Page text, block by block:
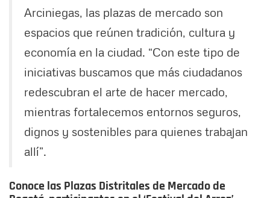
Arciniegas, las plazas de mercado son
espacios que reúnen tradición, cultura y
economía en la ciudad. “Con este tipo de
iniciativas buscamos que más ciudadanos
redescubran el arte de hacer mercado,
mientras fortalecemos entornos seguros,
dignos y sostenibles para quienes trabajan
allí”.
Conoce las Plazas Distritales de Mercado de